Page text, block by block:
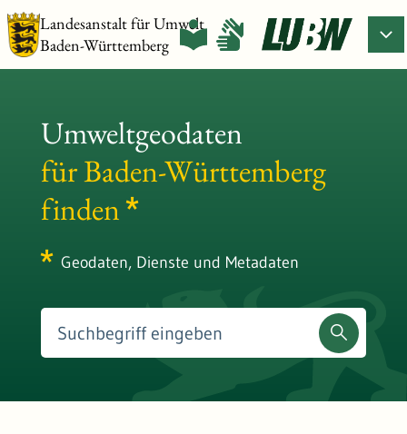
Landesanstalt für Umwelt
Baden-Württemberg
Umweltgeodaten
für Baden-Württemberg
finden
Geodaten, Dienste und Metadaten